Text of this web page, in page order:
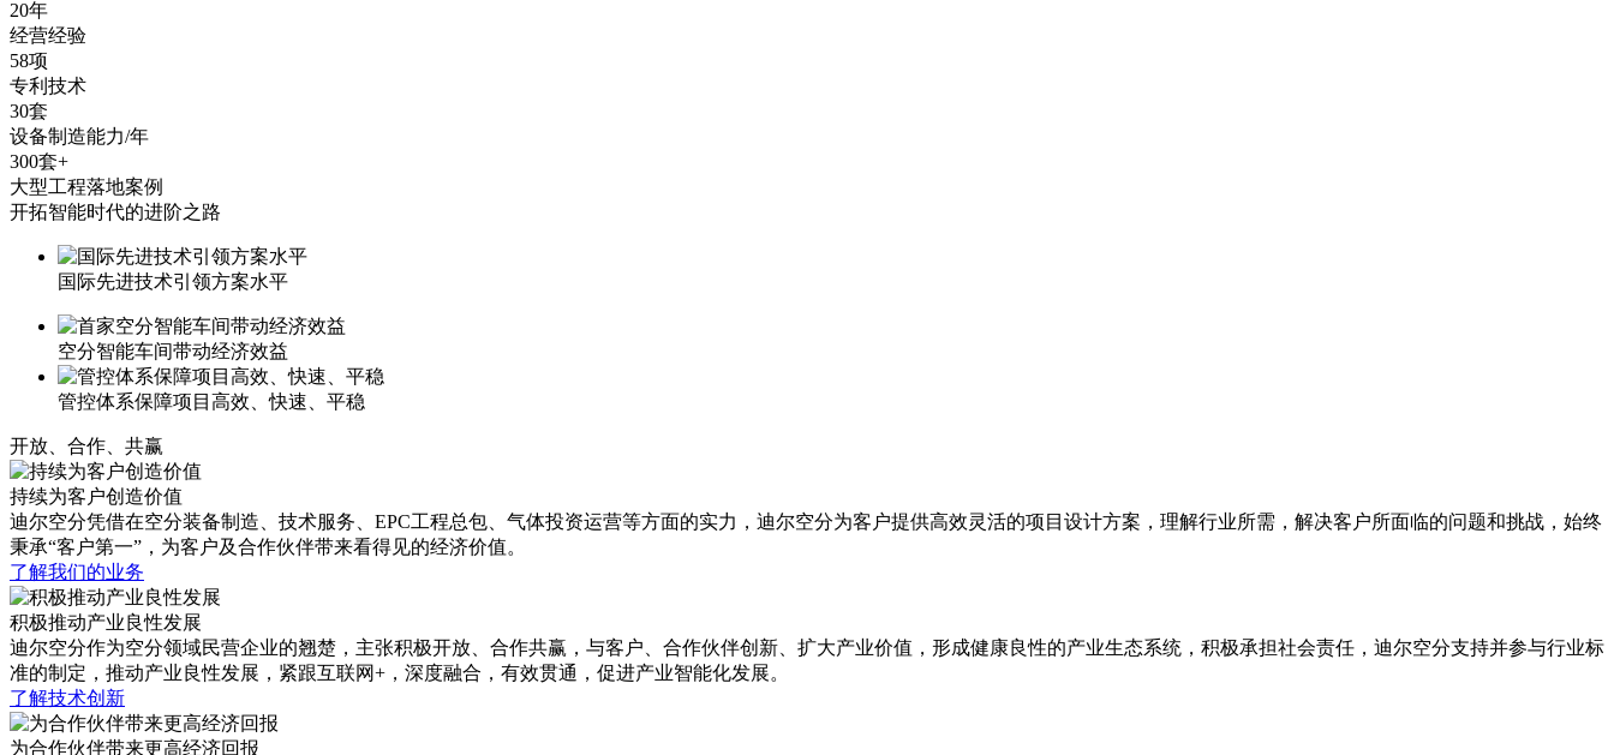
20年
经营经验
58项
专利技术
30套
设备制造能力/年
300套+
大型工程落地案例
开拓智能时代的进阶之路
国际先进技术引领方案水平
空分智能车间带动经济效益
管控体系保障项目高效、快速、平稳
开放、合作、共赢
持续为客户创造价值
迪尔空分凭借在空分装备制造、技术服务、EPC工程总包、气体投资运营等方面的实力，迪尔空分为客户提供高效灵活的项目设计方案，理解行业所需，解决客户所面临的问题和挑战，始终
秉承“客户第一”，为客户及合作伙伴带来看得见的经济价值。
了解我们的业务
积极推动产业良性发展
迪尔空分作为空分领域民营企业的翘楚，主张积极开放、合作共赢，与客户、合作伙伴创新、扩大产业价值，形成健康良性的产业生态系统，积极承担社会责任，迪尔空分支持并参与行业标
准的制定，推动产业良性发展，紧跟互联网+，深度融合，有效贯通，促进产业智能化发展。
了解技术创新
为合作伙伴带来更高经济回报